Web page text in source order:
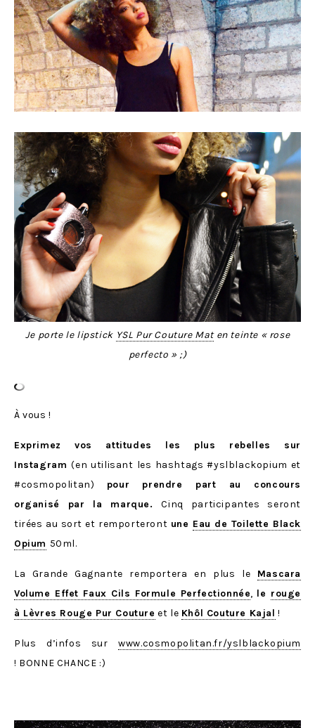
Je porte le lipstick YSL Pur Couture Maten teinte « rose
perfecto » ;)
À vous !
Exprimez vos attitudes les plus rebelles sur
Instagram(en utilisant les hashtags #yslblackopium et
#cosmopolitan) pour prendre part au concours
organisé par la marque.Cinq participantes seront
tirées au sort et remporteront une Eau de Toilette Black
Opium 50ml.
La Grande Gagnante remportera en plus le Mascara
Volume Effet Faux Cils Formule Perfectionnée, le rouge
à Lèvres Rouge Pur Couture et le Khôl Couture Kajal !
Plus d’infos surwww.cosmopolitan.fr/yslblackopium
! BONNE CHANCE :)